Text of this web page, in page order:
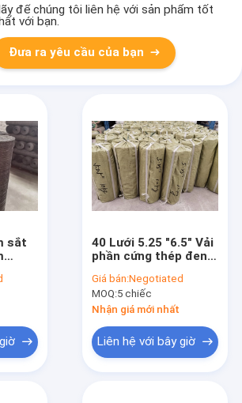
để chúng tôi liên hệ với sản phẩm tốt
với bạn.
Đưa ra yêu cầu của bạn
sắt
40 Lưới 5.25 "6.5" Vải
phần cứng thép đen
Giá bán:Negotiated
MOQ:5 chiếc
Nhận giá mới nhất
Liên hệ với bây giờ